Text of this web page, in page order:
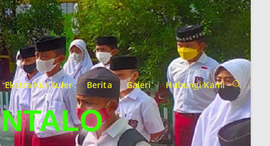
Ekstra Kurikuler Berita Galeri Hubungi Kami